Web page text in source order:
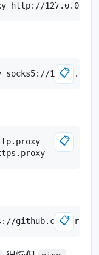
📋
📋
📋